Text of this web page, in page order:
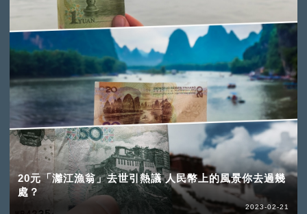
20元「灕江漁翁」去世引熱議 人民幣上的風景你去過幾
處？
2023-02-21